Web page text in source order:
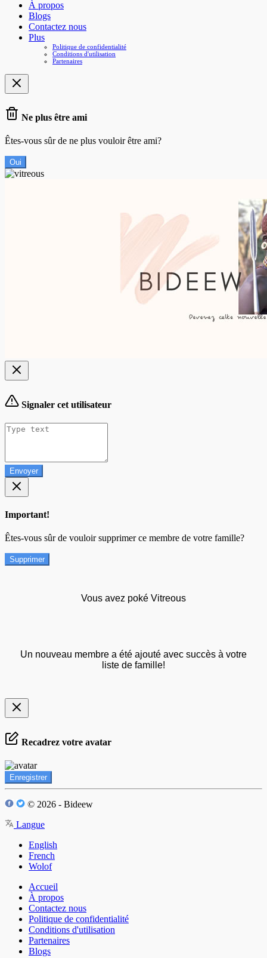
À propos
Blogs
Contactez nous
Plus
Politique de confidentialité
Conditions d'utilisation
Partenaires
Ne plus être ami
Êtes-vous sûr de ne plus vouloir être ami?
Oui
Signaler cet utilisateur
Envoyer
Important!
Êtes-vous sûr de vouloir supprimer ce membre de votre famille?
Supprimer
Vous avez poké Vitreous
Un nouveau membre a été ajouté avec succès à votre
liste de famille!
Recadrez votre avatar
Enregistrer
© 2026 - Bideew
Langue
English
French
Wolof
Accueil
À propos
Contactez nous
Politique de confidentialité
Conditions d'utilisation
Partenaires
Blogs